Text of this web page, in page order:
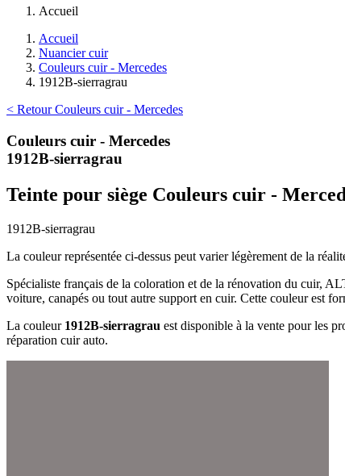
Accueil
Accueil
Nuancier cuir
Couleurs cuir - Mercedes
1912B-sierragrau
< Retour Couleurs cuir - Mercedes
Couleurs cuir - Mercedes
1912B-sierragrau
Teinte pour siège Couleurs cuir -
1912B-sierragrau
La couleur représentée ci-dessus peut varier légèrement de la
Spécialiste français de la coloration et de la rénovation du cuir,
voiture, canapés ou tout autre support en cuir. Cette couleur est
La couleur 1912B-sierragrau est disponible à la vente pour les
réparation cuir auto.